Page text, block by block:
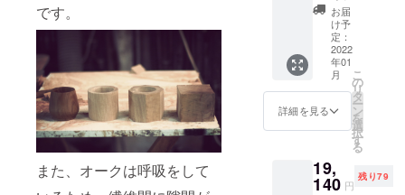
です。
また、オークは呼吸をして
フィル
ター/ノ
ンカ
ラー 質
量：
1.35kg
+瓶）
食品添
レル
ギー表
さい。
■AMAH
AGAN
Edition
Peated
販売価
円 名
称：ウ
材料：
モルト
上、一
部の支
援者様
への発
送が遅
れる場
合がご
ざいま
さい。
(10ml)
が付属
しま
す。 ※
一般販
売予定
価格
8,700円
格は消
費税、
ンブ
ラーに
はメン
テナン
ス用の
ワック
ス
(10ml)
が付属
しま
一般販
売予定
お届
け予
定：
2022
年01
月
詳細を見る
こ
の
リ
タ
ー
ン
を
選
択
す
る
19,
140 円
残り79